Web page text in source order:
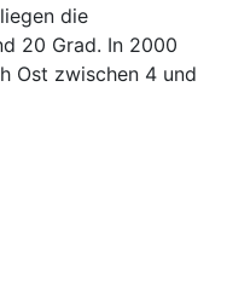
die
20 Grad. In 2000
Ost zwischen 4 und